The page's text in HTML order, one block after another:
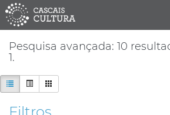
Pesquisa avançada: 10
1.